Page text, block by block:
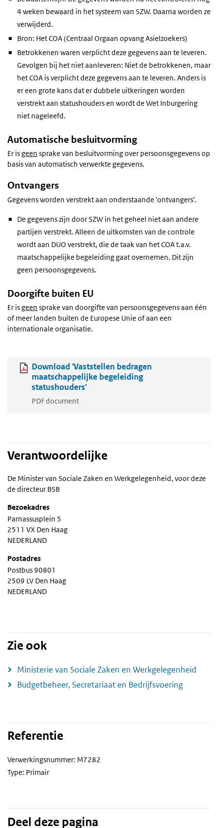
4 weken bewaard in het systeem van SZW. Daarna worden ze
verwijderd.
Bron: Het COA (Centraal Orgaan opvang Asielzoekers)
Betrokkenen waren verplicht deze gegevens aan te leveren.
Gevolgen bij het niet aanleveren: Niet de betrokkenen, maar
het COA is verplicht deze gegevens aan te leveren. Anders is
er een grote kans dat er dubbele uitkeringen worden
verstrekt aan statushouders en wordt de Wet Inburgering
niet nageleefd.
Automatische besluitvorming
Er isgeen sprake van besluitvorming over persoonsgegevens op
basis van automatisch verwerkte gegevens.
Ontvangers
Gegevens worden verstrekt aan onderstaande 'ontvangers'.
De gegevens zijn door SZW in het geheel niet aan andere
partijen verstrekt. Alleen de uitkomsten van de controle
wordt aan DUO verstrekt, die de taak van het COA t.a.v.
maatschappelijke begeleiding gaat overnemen. Dit zijn
geen persoonsgegevens.
Doorgifte buiten EU
Er isgeen sprake van doorgifte van persoonsgegevens aan één
of meer landen buiten de Europese Unie of aan een
internationale organisatie.
Download 'Vaststellen bedragen
maatschappelijke begeleiding
statushouders'
PDF document
Verantwoordelijke
De Minister van Sociale Zaken en Werkgelegenheid, voor deze
de directeur BSB
Bezoekadres
Parnassusplein 5
2511 VX Den Haag
NEDERLAND
Postadres
Postbus 90801
2509 LV Den Haag
NEDERLAND
Zie ook
Ministerie van Sociale Zaken en Werkgelegenheid
Budgetbeheer, Secretariaat en Bedrijfsvoering
Referentie
Verwerkingsnummer: M7282
Type: Primair
Deel deze pagina